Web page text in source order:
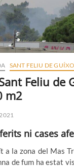
SANT FELIU DE
Feliu de
m2
ni cases
a la zona del Mas
de fum ha estat